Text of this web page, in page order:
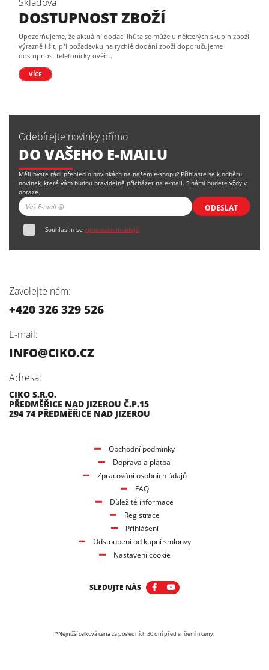
DOSTUPNOST ZBOŽÍ
Upozorňujeme, že aktuální dodací lhůta se může u některých skupin zboží
výrazně lišit, při požadavku na rychlé dodání zboží doporučujeme
dostupnost telefonicky ověřit.
VÍCE
Odebírejte novinky přímo
DO VAŠEHO E-MAILU
Měli byste rádi přehled o novinkách na našem e-shopu? Přihlaste se k odběru
novinek, které vám budou pravidelně přicházet na e-mail. S námi budete vždy v
obraze.
ODESLAT
Souhlasím se zpracováním údajů
Zavolejte nám:
+420 326 329 526
E-mail:
INFO@CIKO.CZ
Adresa:
CIKO S.R.O.
PŘEDMĚŘICE NAD JIZEROU Č.P.15
294 74 PŘEDMĚŘICE NAD JIZEROU
Obchodní podmínky
Doprava a platba
Zpracování osobních údajů
FAQ
Důležité informace
Registrace
Přihlášení
Odstoupení od kupní smlouvy
Nastavení cookie
SLEDUJTE NÁS
*Nejnižší celková cena za posledních 30 dní před snížením ceny.